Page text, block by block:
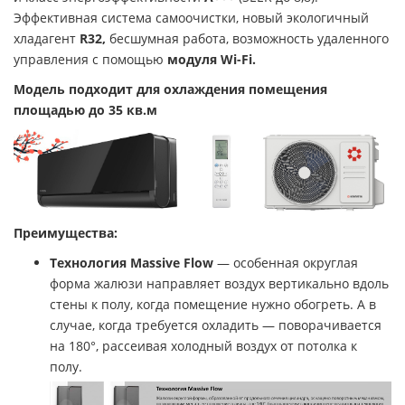
Эффективная система самоочистки, новый экологичный
хладагент R32, бесшумная работа, возможность удаленного
управления с помощью модуля Wi-Fi.
Модель подходит для охлаждения помещения
площадью до 35 кв.м
Преимущества:
Технология Massive Flow — особенная округлая
форма жалюзи направляет воздух вертикально вдоль
стены к полу, когда помещение нужно обогреть. А в
случае, когда требуется охладить — поворачивается
на 180°, рассеивая холодный воздух от потолка к
полу.